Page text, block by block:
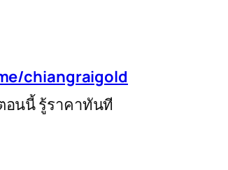
chiangraigold
นนี้ รู้ราคาทันที